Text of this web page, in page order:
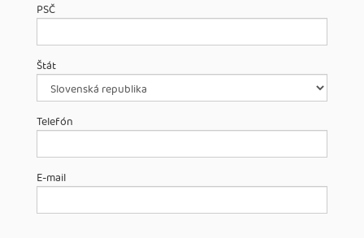
PSČ
Štát
Telefón
E-mail